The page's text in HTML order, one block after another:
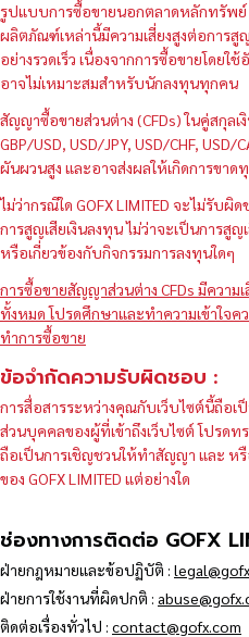
รูปแบบการซื้อขายนอกตลาดหลักทรัพย์
ผลิตภัณฑ์เหล่านี้มีความเสี่ยงสูงต่อการสู
อย่างรวดเร็ว เนื่องจากการซื้อขายโดยใ
อาจไม่เหมาะสมสำหรับนักลงทุนทุกคน
สัญญาซื้อขายส่วนต่าง (CFDs) ในคู่สกุลเ
GBP/USD, USD/JPY, USD/CHF, USD/
ผันผวนสูง และอาจส่งผลให้เกิดการขาด
ไม่ว่ากรณีใด GOFX LIMITED จะไม่รั
การสูญเสียเงินลงทุน ไม่ว่าจะเป็นการสู
หรือเกี่ยวข้องกับกิจกรรมการลงทุนใดๆ
การซื้อขายสัญญาส่วนต่าง CFDs มีความ
ทั้งหมด โปรดศึกษาและทำความเข้าใจค
ทำการซื้อขาย
ข้อจำกัดความรับผิดชอบ :
การสื่อสารระหว่างคุณกับเว็บไซต์นี้ถือเ
ส่วนบุคคลของผู้ที่เข้าถึงเว็บไซต์ โปรด
ถือเป็นการเชิญชวนให้ทำสัญญา และ ห
ของ GOFX LIMITED แต่อย่างใด
ช่องทางการติดต่อ GOFX
ฝ่ายกฎหมายและข้อปฏิบัติ :
ฝ่ายการใช้งานที่ผิดปกติ :
ติดต่อเรื่องทั่วไป : contact@gofx.com